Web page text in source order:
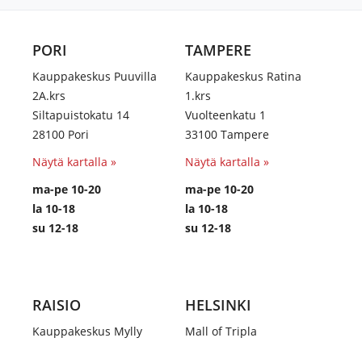
PORI
Kauppakeskus Puuvilla
2A.krs
Siltapuistokatu 14
28100 Pori
Näytä kartalla »
ma-pe 10-20
la 10-18
su 12-18
TAMPERE
Kauppakeskus Ratina
1.krs
Vuolteenkatu 1
33100 Tampere
Näytä kartalla »
ma-pe 10-20
la 10-18
su 12-18
RAISIO
Kauppakeskus Mylly
HELSINKI
Mall of Tripla